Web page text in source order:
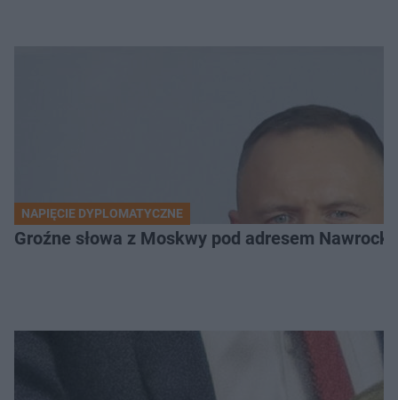
NAPIĘCIE DYPLOMATYCZNE
Groźne słowa z Moskwy pod adresem